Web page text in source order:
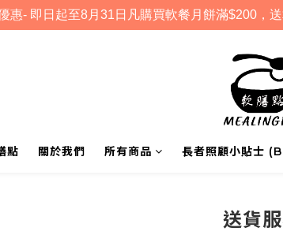
點 關於我們 所有商品 長者照顧小貼士
送貨
惠- 即日起至8月31日凡購買軟餐月餅滿$200，